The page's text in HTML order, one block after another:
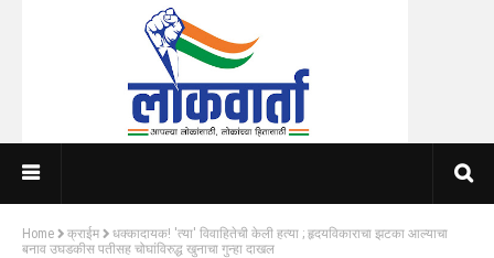
Home क्राईम
धक्कादायक! 'त्या' विवाहितेची केली हत्या ; हृदयविकाराचा झटका आल्याचा
बनाव उघडकीस पतीसह चोघांविरुद्ध खुनाचा गुन्हा दाखल